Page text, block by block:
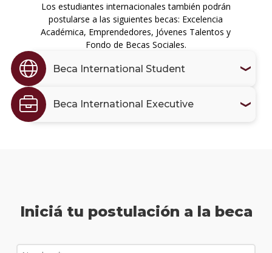
Los estudiantes internacionales también podrán
postularse a las siguientes becas: Excelencia
Académica, Emprendedores, Jóvenes Talentos y
Fondo de Becas Sociales.
Beca International Student
Beca International Executive
Iniciá tu postulación a la beca